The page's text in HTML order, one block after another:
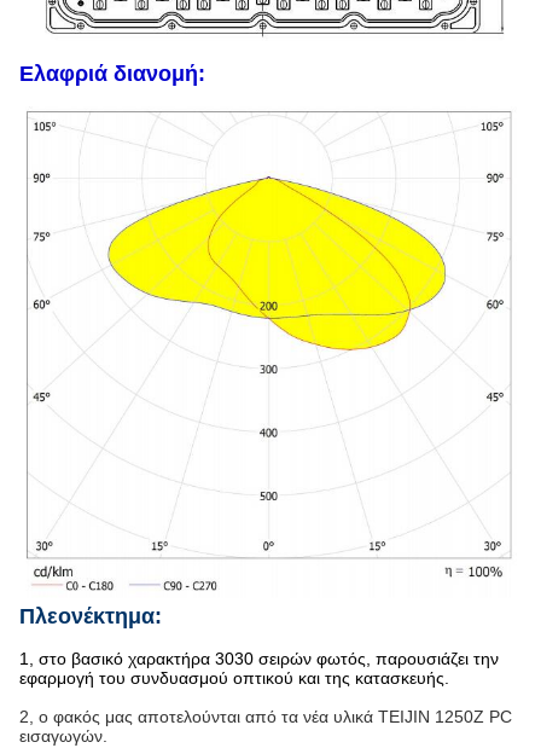
Ελαφριά διανομή:
Πλεονέκτημα:
1, στο βασικό χαρακτήρα 3030 σειρών φωτός, παρουσιάζει την
εφαρμογή του συνδυασμού οπτικού και της κατασκευής.
2, ο φακός μας αποτελούνται από τα νέα υλικά TEIJIN 1250Z PC
εισαγωγών.